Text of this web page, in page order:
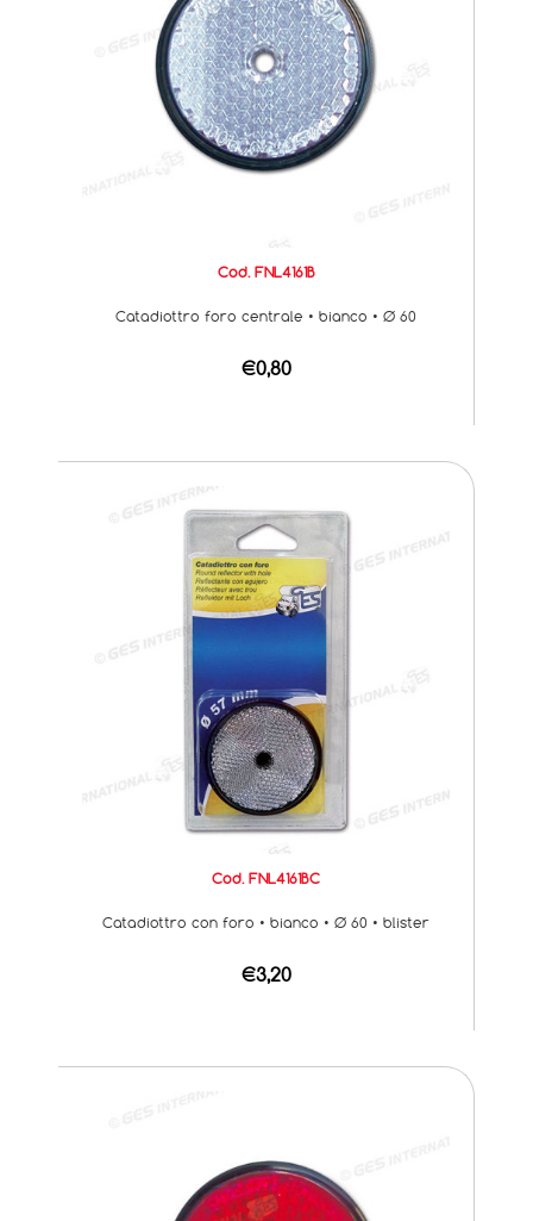
Cod. FNL4161B
Catadiottro foro centrale • bianco • Ø 60
€0,80
Cod. FNL4161BC
Catadiottro con foro • bianco • Ø 60 • blister
€3,20